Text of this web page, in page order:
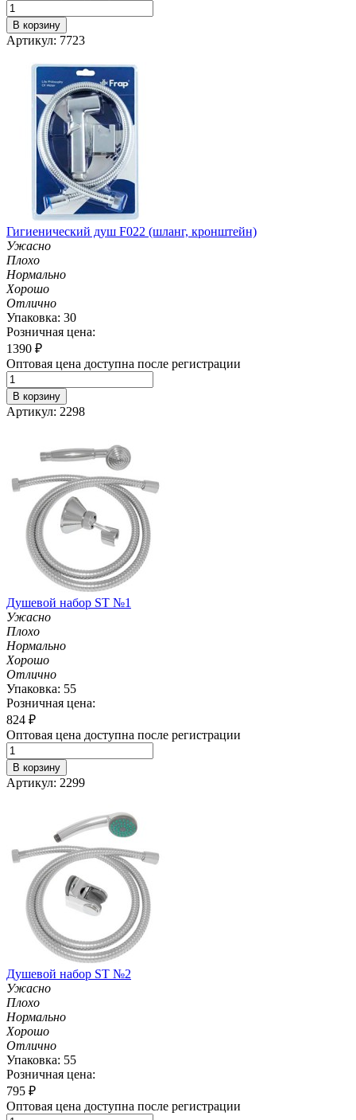
В корзину
Артикул: 7723
Гигиенический душ F022 (шланг, кронштейн)
Ужасно
Плохо
Нормально
Хорошо
Отлично
Упаковка: 30
Розничная цена:
1390 ₽
Оптовая цена доступна после регистрации
В корзину
Артикул: 2298
Душевой набор ST №1
Ужасно
Плохо
Нормально
Хорошо
Отлично
Упаковка: 55
Розничная цена:
824 ₽
Оптовая цена доступна после регистрации
В корзину
Артикул: 2299
Душевой набор ST №2
Ужасно
Плохо
Нормально
Хорошо
Отлично
Упаковка: 55
Розничная цена:
795 ₽
Оптовая цена доступна после регистрации